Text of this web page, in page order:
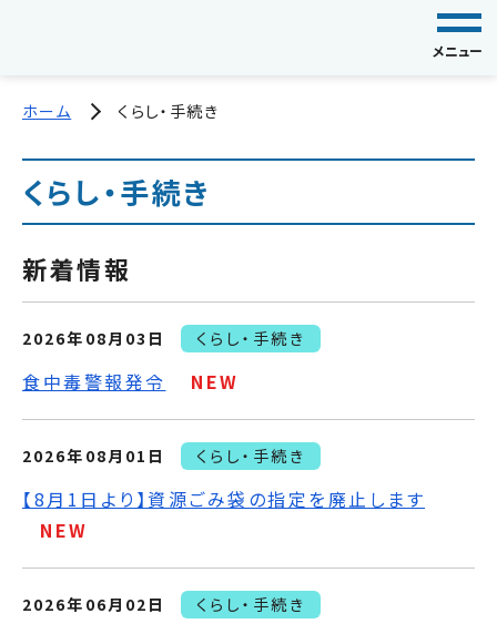
メニュー
ホーム くらし・手続き
くらし・手続き
新着情報
2026年08月03日 くらし・手続き
食中毒警報発令 NEW
2026年08月01日 くらし・手続き
【8月1日より】資源ごみ袋の指定を廃止します
NEW
2026年06月02日 くらし・手続き